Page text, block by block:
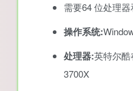
需要64 位处理
操作系统:
处理器:英特尔
3700X